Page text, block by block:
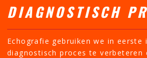
DIAGNOSTISCH
Echografie gebruiken we in
diagnostisch proces te verbeteren